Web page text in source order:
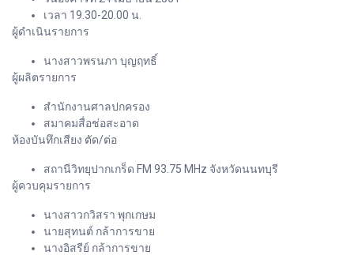
เวลา 19.30-20.00 น.
ผู้ดำเนินรายการ
นางสาวพรนภา บุญฤทธิ์
ผู้ผลิตรายการ
สำนักงานศาลปกครอง
สมาคมสื่อช่อสะอาด
ห้องบันทึกเสียง ตัด/ต่อ
สถานีวิทยุปากเกร็ด FM 93.75 MHz จังหวัดนนทบุรี
ผู้ควบคุมรายการ
นางสาวกวิสรา พุกเกษม
นายสุทนต์ กล้าการขาย
นางอิสรีย์ กล้าการขาย